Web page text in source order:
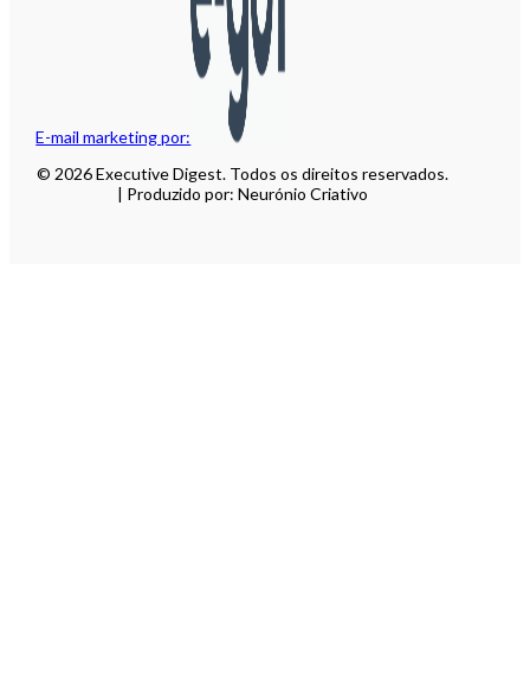
E-mail marketing por:
© 2026 Executive Digest. Todos os direitos reservados.
| Produzido por: Neurónio Criativo